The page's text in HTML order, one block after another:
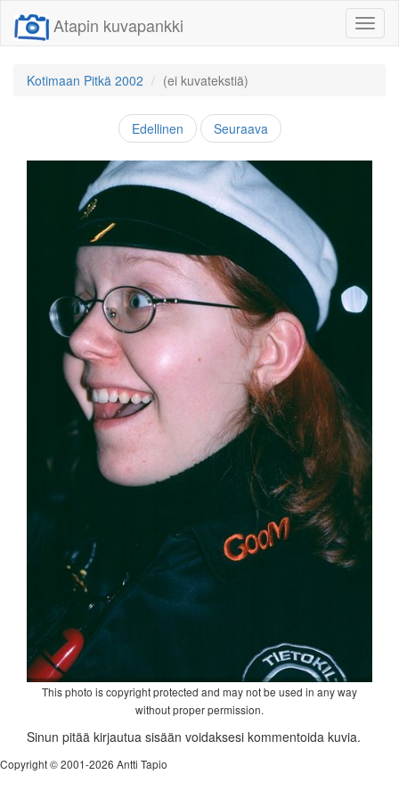
linkit
Atapin kuvapankki
Kotimaan Pitkä 2002 (ei kuvatekstiä)
Edellinen Seuraava
This photo is copyright protected and may not be used in any way
without proper permission.
Sinun pitää kirjautua sisään voidaksesi kommentoida kuvia.
Copyright © 2001-2026 Antti Tapio